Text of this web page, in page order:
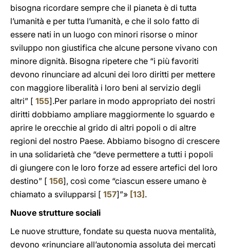
bisogna ricordare sempre che il pianeta è di tutta
l’umanità e per tutta l’umanità, e che il solo fatto di
essere nati in un luogo con minori risorse o minor
sviluppo non giustifica che alcune persone vivano con
minore dignità. Bisogna ripetere che “i più favoriti
devono rinunciare ad alcuni dei loro diritti per mettere
con maggiore liberalità i loro beni al servizio degli
altri” [ 155].Per parlare in modo appropriato dei nostri
diritti dobbiamo ampliare maggiormente lo sguardo e
aprire le orecchie al grido di altri popoli o di altre
regioni del nostro Paese. Abbiamo bisogno di crescere
in una solidarietà che “deve permettere a tutti i popoli
di giungere con le loro forze ad essere artefici del loro
destino” [ 156], così come “ciascun essere umano è
chiamato a svilupparsi [ 157]”» [13] .
Nuove strutture sociali
Le nuove strutture, fondate su questa nuova mentalità,
devono «rinunciare all’autonomia assoluta dei mercati